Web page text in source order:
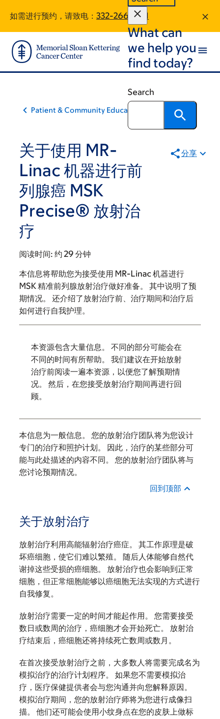
main
content
footer
如需进行预约，请致电： 332-266-4511
What can
we help you
find today?
Search
Patient & Community Education
关于使用 MR-
Linac 机器进行前
列腺癌 MSK
Precise® 放射治
疗
分享
阅读时间: 约 29 分钟
本信息将帮助您为接受使用 MR-Linac 机器进行
MSK 精准前列腺放射治疗做好准备。 其中说明了预
期情况。 还介绍了放射治疗前、治疗期间和治疗后
如何进行自我护理。
本资源包含大量信息。 不同的部分可能会在
不同的时间有所帮助。 我们建议在开始放射
治疗前阅读一遍本资源，以便您了解预期情
况。 然后，在您接受放射治疗期间再进行回
顾。
本信息为一般信息。 您的放射治疗团队将为您设计
专门的治疗和照护计划。 因此，治疗的某些部分可
能与此处描述的内容不同。 您的放射治疗团队将与
您讨论预期情况。
回到顶部
关于放射治疗
放射治疗利用高能辐射治疗癌症。 其工作原理是破
坏癌细胞，使它们难以繁殖。 随后人体能够自然代
谢掉这些受损的癌细胞。 放射治疗也会影响到正常
细胞，但正常细胞能够以癌细胞无法实现的方式进行
自我修复。
放射治疗需要一定的时间才能起作用。 您需要接受
数日或数周的治疗，癌细胞才会开始死亡。 放射治
疗结束后，癌细胞还将持续死亡数周或数月。
在首次接受放射治疗之前，大多数人将需要完成名为
模拟治疗的治疗计划程序。 如果您不需要模拟治
疗，医疗保健提供者会与您沟通并向您解释原因。
模拟治疗期间，您的放射治疗师将为您进行成像扫
描。 他们还可能会使用小纹身点在您的皮肤上做标